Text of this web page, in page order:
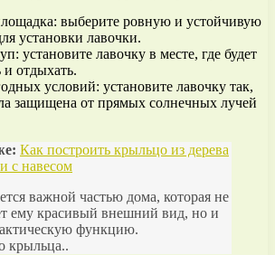
выберите ровную и устойчивую
установки лавочки.
установите лавочку в месте, где будет
и отдыхать.
условий: установите лавочку так,
защищена от прямых солнечных лучей
Как построить крыльцо из дерева
с навесом
важной частью дома, которая не
ему красивый внешний вид, но и
функцию.
крыльца..